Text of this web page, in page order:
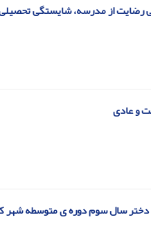
از مدرسه، شایستگی
و عادی
سال سوم دوره ی متوسطه شهر